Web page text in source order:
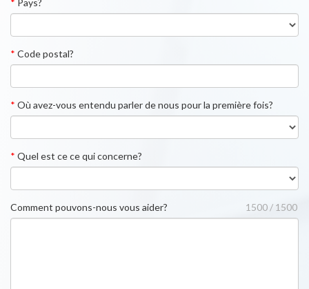
* Pays?
* Code postal?
* Où avez-vous entendu parler de nous pour la première fois?
* Quel est ce ce qui concerne?
Comment pouvons-nous vous aider? 1500 / 1500